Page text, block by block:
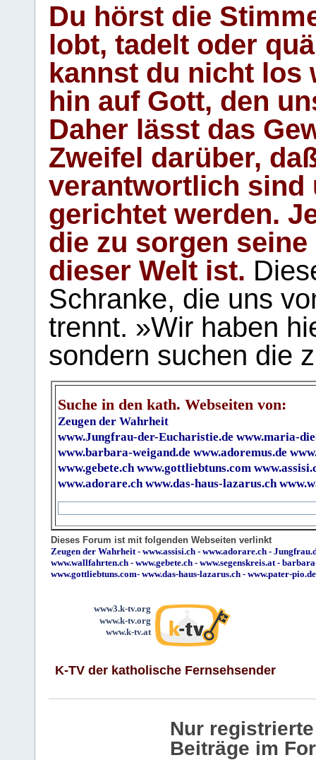
Du hörst die
lobt, tadelt oder
kannst du nicht los
hin auf Gott, den
Daher lässt das
Zweifel darüber,
verantwortlich sind
gerichtet werden.
die zu sorgen
dieser Welt ist.
Schranke, die uns
trennt. »Wir haben
sondern suchen die
Suche in den kath. Webseiten von:
Zeugen der Wahrheit
www.Jungfrau-der-Eucharistie.de www.maria-
www.barbara-weigand.de www.adoremus.de
www.gebete.ch www.gottliebtuns.com
www.adorare.ch www.das-haus-lazarus.ch
Dieses Forum ist mit folgenden Webseiten verlinkt
Zeugen der Wahrheit- www.assisi.ch - www.adorare.ch -
www.wallfahrten.ch - www.gebete.ch - www.segenskreis.at-
www.gottliebtuns.com- www.das-haus-lazarus.ch - www.pater-pio.de
www3.k-tv.org
www.k-tv.org
www.k-tv.at
K-TV der katholische Fernsehsender
Nur
Beiträge im